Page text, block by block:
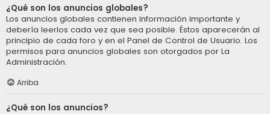
¿Qué son los anuncios globales?
Los anuncios globales contienen información importante y
debería leerlos cada vez que sea posible. Éstos aparecerán al
principio de cada foro y en el Panel de Control de Usuario. Los
permisos para anuncios globales son otorgados por La
Administración.
Arriba
¿Qué son los anuncios?